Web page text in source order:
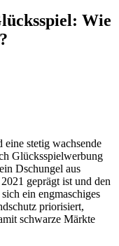
Wie
stetig wachsende
Glücksspielwerbung
Dschungel aus
geprägt ist und den
ein engmaschiges
priorisiert,
schwarze Märkte